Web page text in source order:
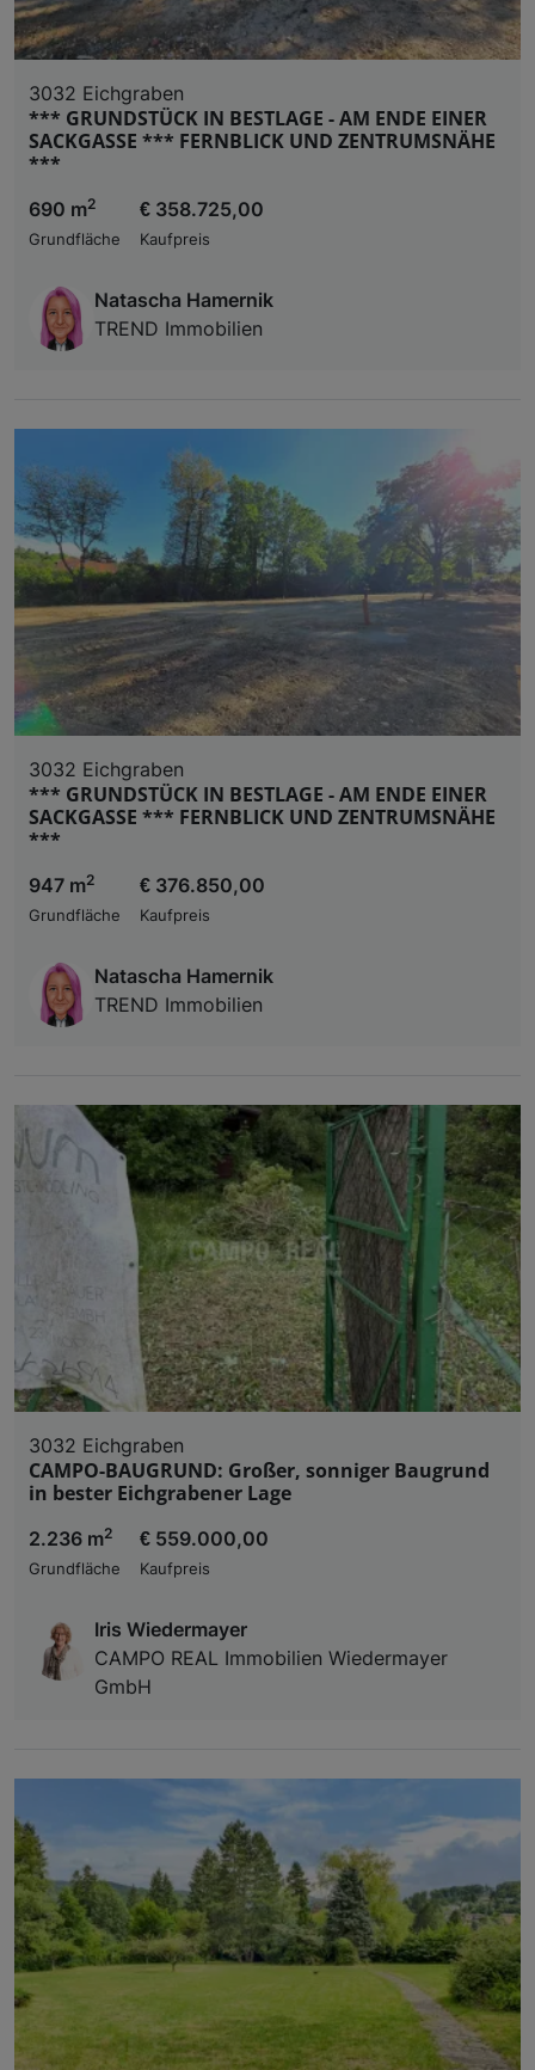
3032 Eichgraben
*** GRUNDSTÜCK IN BESTLAGE - AM ENDE EINER
SACKGASSE *** FERNBLICK UND ZENTRUMSNÄHE
***
690 m2
Grundfläche
€ 358.725,00
Kaufpreis
Natascha Hamernik
TREND Immobilien
3032 Eichgraben
*** GRUNDSTÜCK IN BESTLAGE - AM ENDE EINER
SACKGASSE *** FERNBLICK UND ZENTRUMSNÄHE
***
947 m2
Grundfläche
€ 376.850,00
Kaufpreis
Natascha Hamernik
TREND Immobilien
3032 Eichgraben
CAMPO-BAUGRUND: Großer, sonniger Baugrund
in bester Eichgrabener Lage
2.236 m2
Grundfläche
€ 559.000,00
Kaufpreis
Iris Wiedermayer
CAMPO REAL Immobilien Wiedermayer
GmbH